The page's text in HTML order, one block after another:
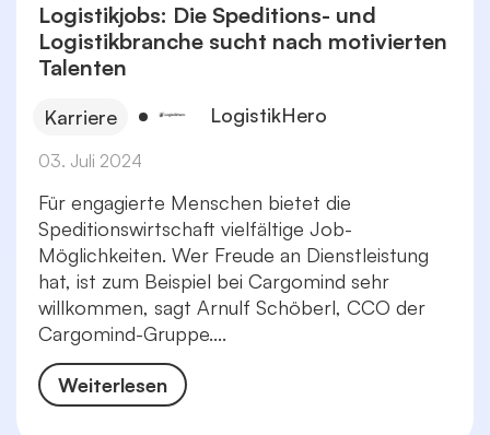
Logistikjobs: Die Speditions- und
Logistikbranche sucht nach motivierten
Talenten
Karriere LogistikHero
03. Juli 2024
Für engagierte Menschen bietet die
Speditionswirtschaft vielfältige Job-
Möglichkeiten. Wer Freude an Dienstleistung
hat, ist zum Beispiel bei Cargomind sehr
willkommen, sagt Arnulf Schöberl, CCO der
Cargomind-Gruppe....
Weiterlesen